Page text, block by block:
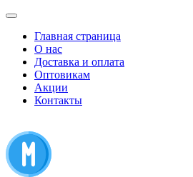
Главная страница
О нас
Доставка и оплата
Оптовикам
Акции
Контакты